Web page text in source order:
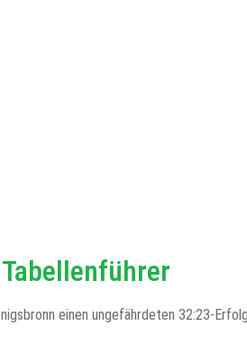
einen ungefährdeten 32:23-